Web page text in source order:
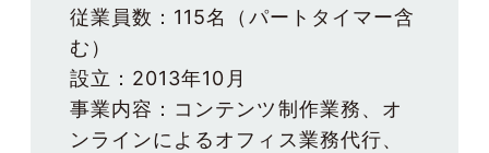
従業員数：115名（パートタイマー含
む）
設立：2013年10月
事業内容：コンテンツ制作業務、オ
ンラインによるオフィス業務代行、